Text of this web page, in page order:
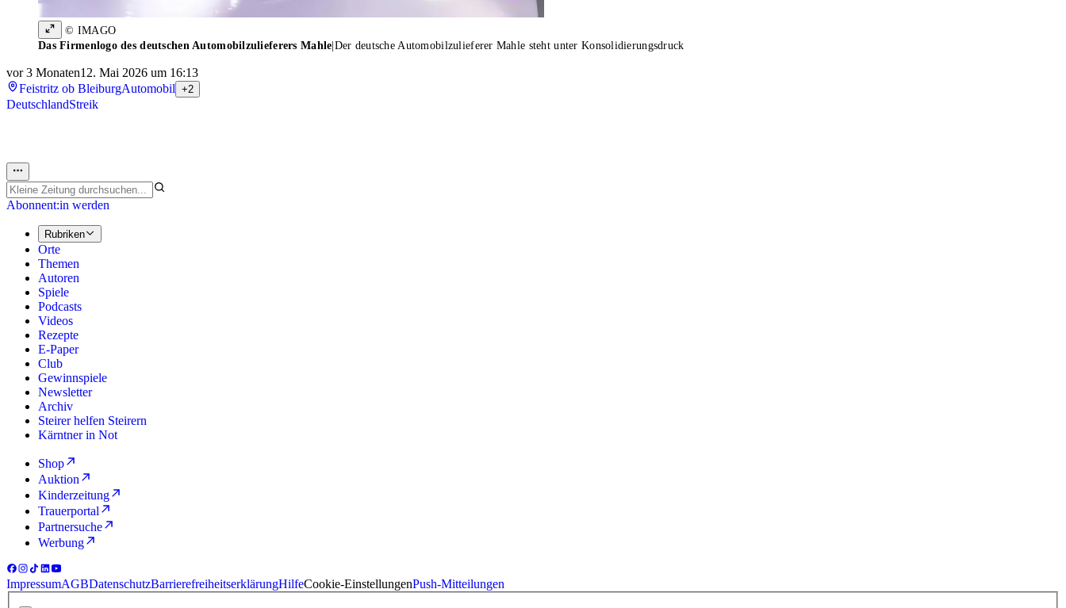
© IMAGO
Das Firmenlogo des deutschen Automobilzulieferers Mahle Der deutsche Automobilzulieferer Mahle steht unter Konsolidierungsdruck
vor 3 Monaten12. Mai 2026 um 16:13
Feistritz ob BleiburgAutomobil +2
DeutschlandStreik
Abonnent:in werden
Rubriken
Orte
Themen
Autoren
Spiele
Podcasts
Videos
Rezepte
E-Paper
Club
Gewinnspiele
Newsletter
Archiv
Steirer helfen Steirern
Kärntner in Not
Shop
Auktion
Kinderzeitung
Trauerportal
Partnersuche
Werbung
ImpressumAGBDatenschutzBarrierefreiheitserklärungHilfeCookie-EinstellungenPush-Mitteilungen